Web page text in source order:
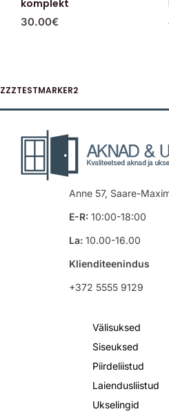
komplekt
30.00€
ZZZTESTMARKER2
Anne 57, Saare-
E-R:10:00-18:00
La:10.00-16.00
Klienditeenindus
+372 5555 9129
Välisuksed
Siseuksed
Piirdeliistud
Laiendusliistud
Ukselingid